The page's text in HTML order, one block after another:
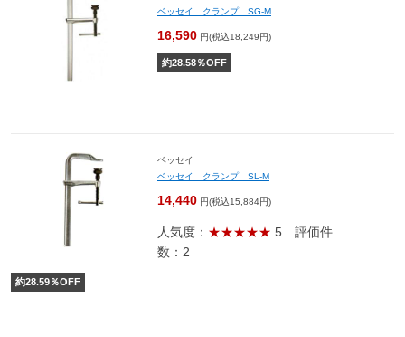
ベッセイ クランプ SG-M
16,590 円(税込18,249円)
約28.58％OFF
ベッセイ
ベッセイ クランプ SL-M
14,440 円(税込15,884円)
人気度： ★★★★★ 5 評価件
数：2
約28.59％OFF